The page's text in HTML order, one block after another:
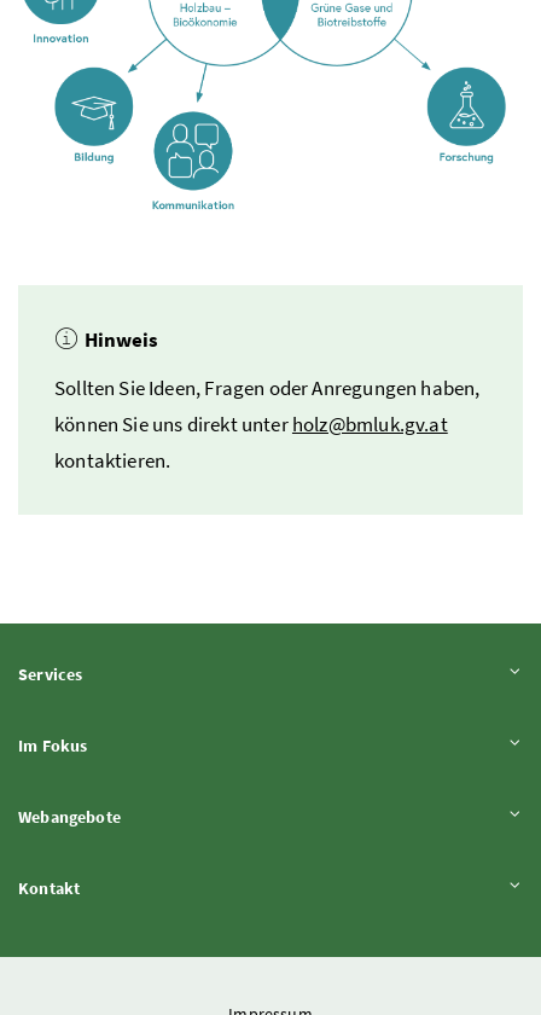
Hinweis
Sollten Sie Ideen, Fragen oder Anregungen haben,
können Sie uns direkt unterholz@bmluk.gv.at
kontaktieren.
ServicesInhalt aufklappen
Im FokusInhalt aufklappen
WebangeboteInhalt aufklappen
KontaktInhalt aufklappen